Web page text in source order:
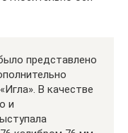
представлено
В качестве
и